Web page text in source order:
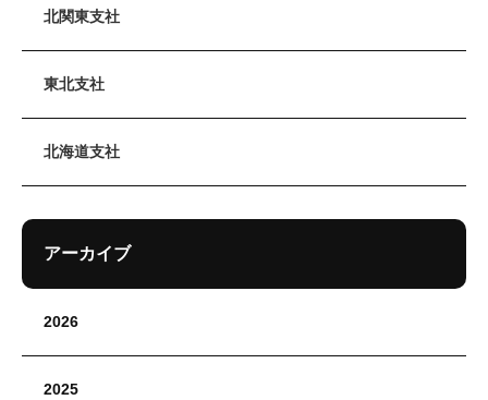
北関東支社
東北支社
北海道支社
アーカイブ
2026
2025